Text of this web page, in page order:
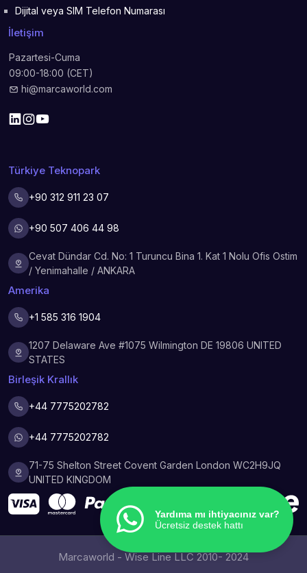
Dijital veya SIM Telefon Numarası
İletişim
Pazartesi-Cuma
09:00-18:00 (CET)
hi@marcaworld.com
Türkiye Teknopark
+90 312 911 23 07
+90 507 406 44 98
Cevat Dündar Cd. No: 1 Turuncu Bina 1. Kat 1 Nolu Ofis Ostim
/ Yenimahalle / ANKARA
Amerika
+1 585 316 1904
1207 Delaware Ave #1075 Wilmington DE 19806 UNITED
STATES
Birleşik Krallık
+44 7775202782
+44 7775202782
71-75 Shelton Street Covent Garden London WC2H9JQ
UNITED KINGDOM
Marcaworld - Wise Line LLC 2010- 2024
Yardıma mı ihtiyacınız var?
Ücretsiz destek hattı